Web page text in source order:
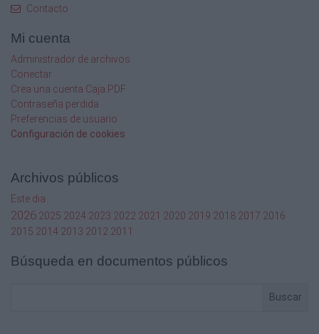
Contacto
Mi cuenta
Administrador de archivos
Conectar
Crea una cuenta Caja PDF
Contraseña perdida
Preferencias de usuario
Configuración de cookies
Archivos públicos
Este dia
2026 2025 2024 2023 2022 2021 2020 2019 2018 2017 2016
2015 2014 2013 2012 2011
Búsqueda en documentos públicos
Buscar